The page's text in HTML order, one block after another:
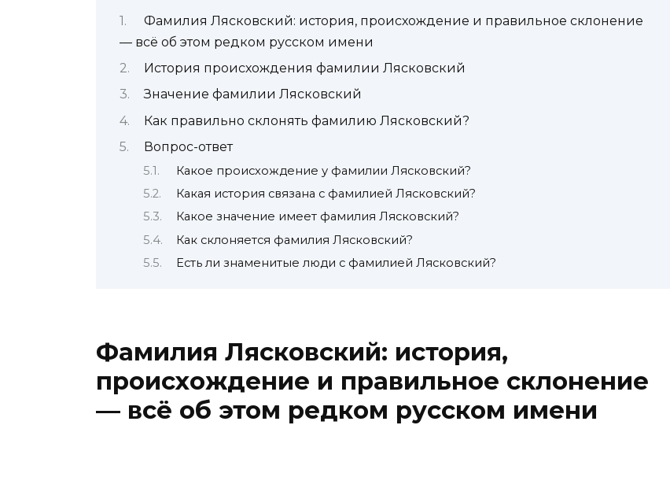
Фамилия Лясковский: история, происхождение и правильное склонение
— всё об этом редком русском имени
История происхождения фамилии Лясковский
Значение фамилии Лясковский
Как правильно склонять фамилию Лясковский?
Вопрос-ответ
Какое происхождение у фамилии Лясковский?
Какая история связана с фамилией Лясковский?
Какое значение имеет фамилия Лясковский?
Как склоняется фамилия Лясковский?
Есть ли знаменитые люди с фамилией Лясковский?
Фамилия Лясковский: история,
происхождение и правильное склонение
— всё об этом редком русском имени